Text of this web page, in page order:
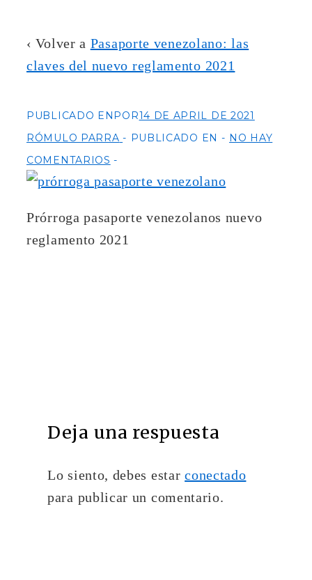
‹ Volver a Pasaporte venezolano: las
claves del nuevo reglamento 2021
PUBLICADO ENPOR14 DE APRIL DE 2021
RÓMULO PARRA
PUBLICADO EN
NO HAY
COMENTARIOS
Prórroga pasaporte venezolanos nuevo
reglamento 2021
Deja una respuesta
Lo siento, debes estarconectado
para publicar un comentario.